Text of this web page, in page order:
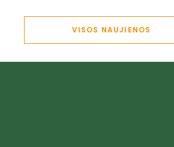
VISOS NAUJIENOS